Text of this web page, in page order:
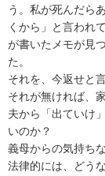
う。私が死んだら
くから」と言われ
が書いたメモが見
た。
それを、今返せと
それが無ければ、
夫から「出ていけ
いのか？
義母からの気持ち
法律的には、どう